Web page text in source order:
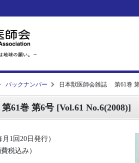
バックナンバー 日本獣医師会雑誌 第61巻 第
61巻 第6号 [Vol.61 No.6(2008)]
1回20日発行）
税込み）